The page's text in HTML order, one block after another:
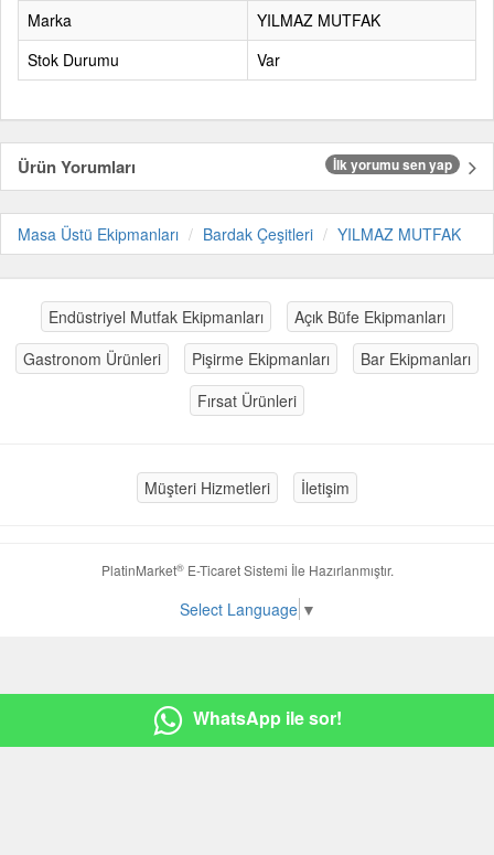
WhatsApp ile sor!
Marka
YILMAZ MUTFAK
Stok Durumu
Var
Ürün Yorumları İlk yorumu sen yap
Masa Üstü Ekipmanları Bardak Çeşitleri YILMAZ MUTFAK
Endüstriyel Mutfak Ekipmanları
Açık Büfe Ekipmanları
Gastronom Ürünleri
Pişirme Ekipmanları
Bar Ekipmanları
Fırsat Ürünleri
Müşteri Hizmetleri İletişim
PlatinMarket®E-Ticaret Sistemi İle Hazırlanmıştır.
Select Language ▼